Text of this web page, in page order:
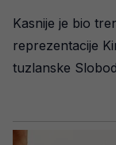
Kasnije je bio
reprezentacije
tuzlanske